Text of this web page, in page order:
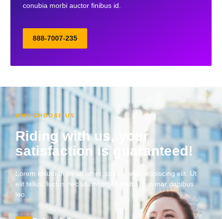
conubia morbi auctor finibus id.
888-7007-235
WHY CHOOSE US
Riding with us, your
satisfaction is guaranteed!
Lorem ipsum dolor sit amet, consectetur adipiscing elit. Ut
elit tellus, luctus nec ullamcorper mattis, pulvinar dapibus
leo.